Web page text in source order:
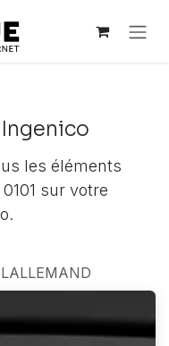
les éléments
sur votre